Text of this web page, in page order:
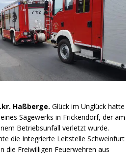
Haßberge. Glück im Unglück hatte
Sägewerks in Frickendorf, der am
Betriebsunfall verletzt wurde.
die Integrierte Leitstelle Schweinfurt
die Freiwilligen Feuerwehren aus